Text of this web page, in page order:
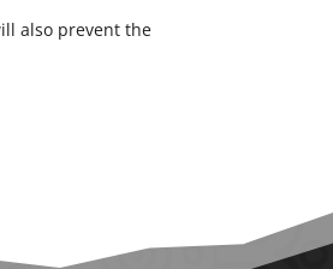
also prevent the